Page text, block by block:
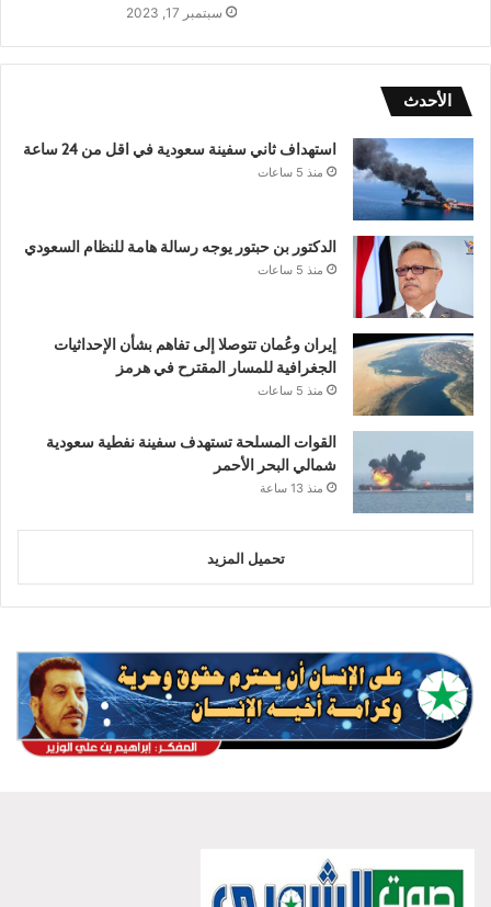
سبتمبر 17, 2023
الأحدث
استهداف ثاني سفينة سعودية في اقل من 24 ساعة
منذ 5 ساعات
الدكتور بن حبتور يوجه رسالة هامة للنظام السعودي
منذ 5 ساعات
إيران وعُمان تتوصلا إلى تفاهم بشأن الإحداثيات
الجغرافية للمسار المقترح في هرمز
منذ 5 ساعات
القوات المسلحة تستهدف سفينة نفطية سعودية
شمالي البحر الأحمر
منذ 13 ساعة
تحميل المزيد